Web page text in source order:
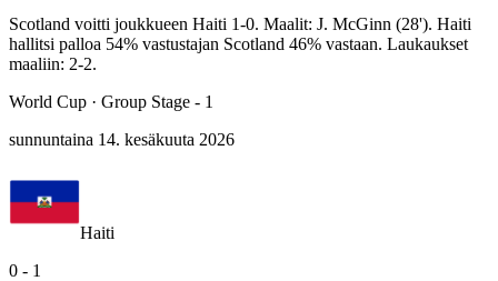
Scotland voitti joukkueen Haiti 1-0. Maalit: J. McGinn (28'). Haiti
hallitsi palloa 54% vastustajan Scotland 46% vastaan. Laukaukset
maaliin: 2-2.
World Cup · Group Stage - 1
sunnuntaina 14. kesäkuuta 2026
Haiti
0 - 1